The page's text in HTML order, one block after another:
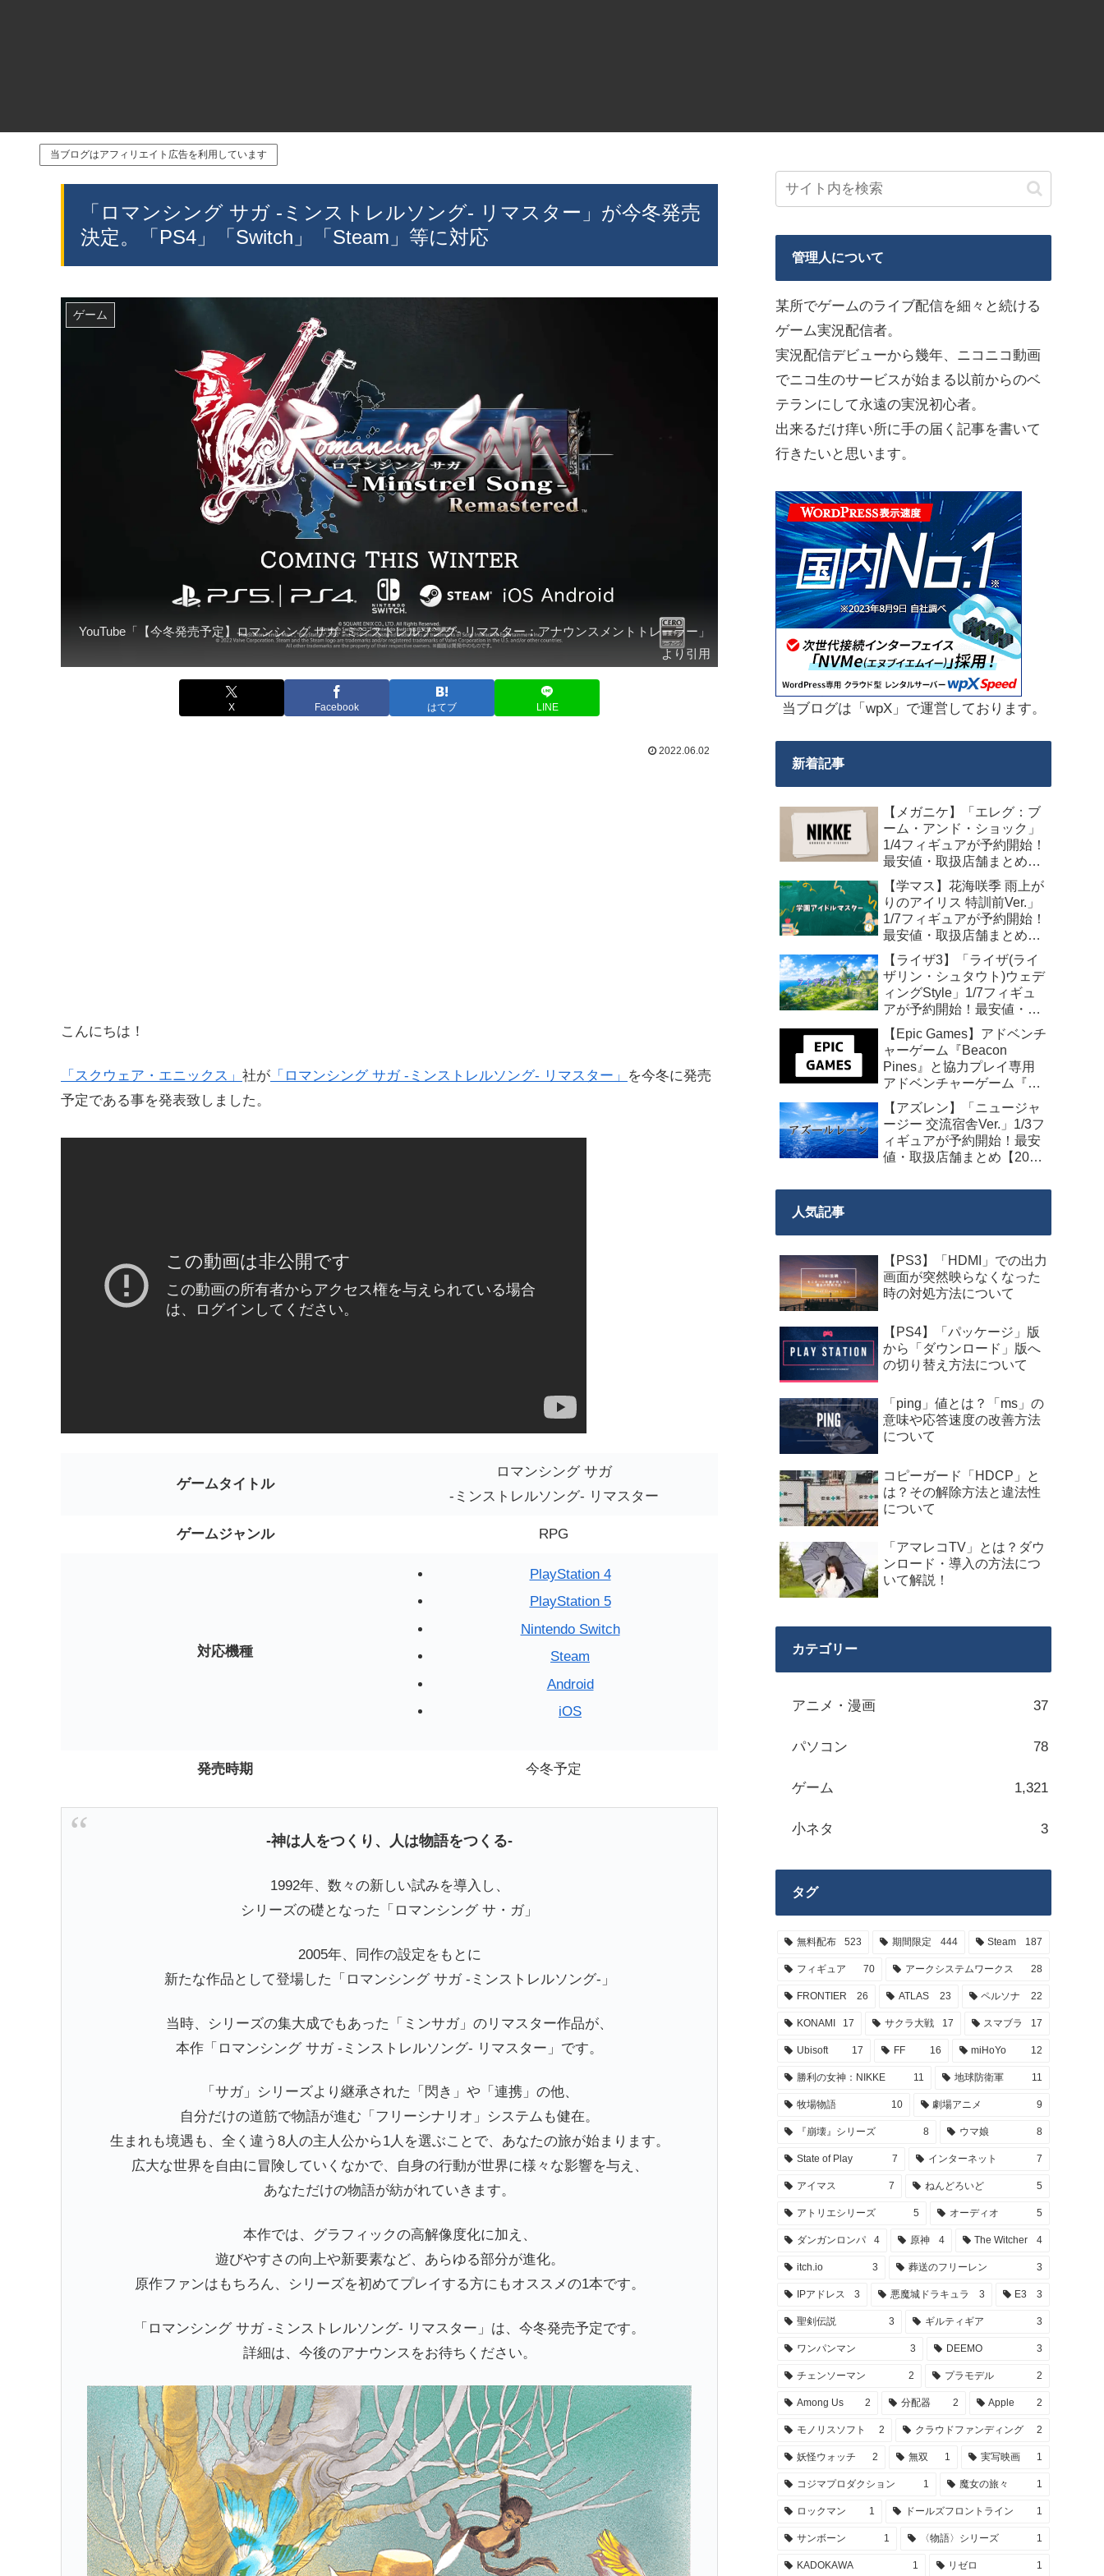
当ブログはアフィリエイト広告を利用しています
「ロマンシング サガ -ミンストレルソング- リマスター」が今冬発売
決定。「PS4」「Switch」「Steam」等に対応
ゲーム
YouTube「【今冬発売予定】ロマンシング サガ -ミンストレルソング- リマスター：アナウンスメントトレーラー」
より引用
X Facebook はてブ LINE
2022.06.02
こんにちは！
「スクウェア・エニックス」 社が 「ロマンシング サガ -ミンストレルソング- リマスター」
を今冬に発売
予定である事を発表致しました。
ゲームタイトル
ロマンシング サガ
-ミンストレルソング- リマスター
ゲームジャンル RPG
対応機種
PlayStation 4
PlayStation 5
Nintendo Switch
Steam
Android
iOS
発売時期 今冬予定
-神は人をつくり、人は物語をつくる-
1992年、数々の新しい試みを導入し、
シリーズの礎となった「ロマンシング サ・ガ」
2005年、同作の設定をもとに
新たな作品として登場した「ロマンシング サガ -ミンストレルソング-」
当時、シリーズの集大成でもあった「ミンサガ」のリマスター作品が、
本作「ロマンシング サガ -ミンストレルソング- リマスター」です。
「サガ」シリーズより継承された「閃き」や「連携」の他、
自分だけの道筋で物語が進む「フリーシナリオ」システムも健在。
生まれも境遇も、全く違う8人の主人公から1人を選ぶことで、あなたの旅が始まります。
広大な世界を自由に冒険していくなかで、自身の行動が世界に様々な影響を与え、
あなただけの物語が紡がれていきます。
本作では、グラフィックの高解像度化に加え、
遊びやすさの向上や新要素など、あらゆる部分が進化。
原作ファンはもちろん、シリーズを初めてプレイする方にもオススメの1本です。
「ロマンシング サガ -ミンストレルソング- リマスター」は、今冬発売予定です。
詳細は、今後のアナウンスをお待ちください。
管理人について
某所でゲームのライブ配信を細々と続ける
ゲーム実況配信者。
実況配信デビューから幾年、ニコニコ動画
でニコ生のサービスが始まる以前からのベ
テランにして永遠の実況初心者。
出来るだけ痒い所に手の届く記事を書いて
行きたいと思います。
当ブログは「wpX」で運営しております。
新着記事
【メガニケ】「エレグ：ブ
ーム・アンド・ショック」
1/4フィギュアが予約開始！
最安値・取扱店舗まとめ
【2027年10月発売】
【学マス】花海咲季 雨上が
りのアイリス 特訓前Ver.」
1/7フィギュアが予約開始！
最安値・取扱店舗まとめ
【2027年4月発売】
【ライザ3】「ライザ(ライ
ザリン・シュタウト)ウェデ
ィングStyle」1/7フィギュ
アが予約開始！最安値・取
扱店舗まとめ【2027年4月
発売】
【Epic Games】アドベンチ
ャーゲーム『Beacon
Pines』と協力プレイ専用
アドベンチャーゲーム『We
Were Here Together』の無
料配布が来週2026年8月14
日午前0時までの期間限定
で開始！
【アズレン】「ニュージャ
ージー 交流宿舎Ver.」1/3フ
ィギュアが予約開始！最安
値・取扱店舗まとめ【2027
人気記事
【PS3】「HDMI」での出力
画面が突然映らなくなった
時の対処方法について
【PS4】「パッケージ」版
から「ダウンロード」版へ
の切り替え方法について
「ping」値とは？「ms」の
意味や応答速度の改善方法
について
コピーガード「HDCP」と
は？その解除方法と違法性
について
「アマレコTV」とは？ダウ
ンロード・導入の方法につ
いて解説！
カテゴリー
アニメ・漫画 37
パソコン 78
ゲーム 1,321
小ネタ 3
タグ
無料配布 523 期間限定 444 Steam 187
フィギュア 70 アークシステムワークス 28
FRONTIER 26 ATLAS 23 ペルソナ 22
KONAMI 17 サクラ大戦 17 スマブラ 17
Ubisoft 17 FF 16 miHoYo 12
勝利の女神：NIKKE 11 地球防衛軍 11
牧場物語 10 劇場アニメ 9
『崩壊』シリーズ 8 ウマ娘 8
State of Play 7 インターネット 7
アイマス 7 ねんどろいど 5
アトリエシリーズ 5 オーディオ 5
ダンガンロンパ 4 原神 4 The Witcher 4
itch.io 3 葬送のフリーレン 3
IPアドレス 3 悪魔城ドラキュラ 3 E3 3
聖剣伝説 3 ギルティギア 3
ワンパンマン 3 DEEMO 3
チェンソーマン 2 プラモデル 2
Among Us 2 分配器 2 Apple 2
モノリスソフト 2 クラウドファンディング 2
妖怪ウォッチ 2 無双 1 実写映画 1
コジマプロダクション 1 魔女の旅々 1
ロックマン 1 ドールズフロントライン 1
サンボーン 1 〈物語〉シリーズ 1
KADOKAWA 1 リゼロ 1